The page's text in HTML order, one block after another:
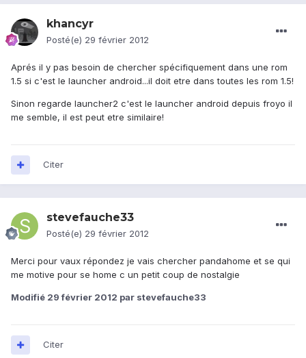
khancyr
Posté(e) 29 février 2012
Aprés il y pas besoin de chercher spécifiquement dans une rom
1.5 si c'est le launcher android...il doit etre dans toutes les rom 1.5!
Sinon regarde launcher2 c'est le launcher android depuis froyo il
me semble, il est peut etre similaire!
Citer
stevefauche33
Posté(e) 29 février 2012
Merci pour vaux répondez je vais chercher pandahome et se qui
me motive pour se home c un petit coup de nostalgie
Modifié 29 février 2012 par stevefauche33
Citer